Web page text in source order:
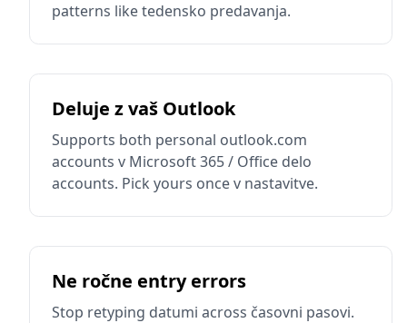
patterns like tedensko predavanja.
Deluje z vaš Outlook
Supports both personal outlook.com
accounts v Microsoft 365 / Office delo
accounts. Pick yours once v nastavitve.
Ne ročne entry errors
Stop retyping datumi across časovni pasovi.